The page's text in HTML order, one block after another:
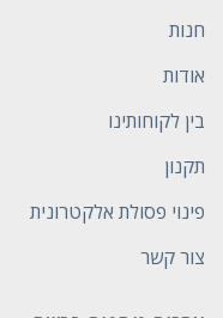
חנות
אודות
בין לקוחותינו
תקנון
פינוי פסולת אלקטרונית
צור קשר